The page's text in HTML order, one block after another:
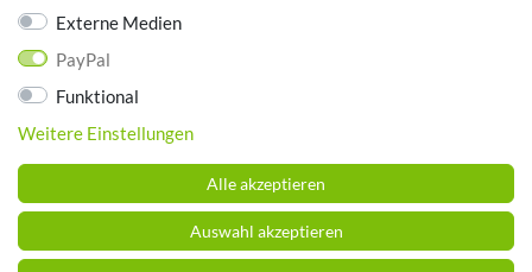
Impressum
ZAHLUNGSARTEN
Externe Medien
PayPal
Funktional
Weitere Einstellungen
Alle akzeptieren
Auswahl akzeptieren